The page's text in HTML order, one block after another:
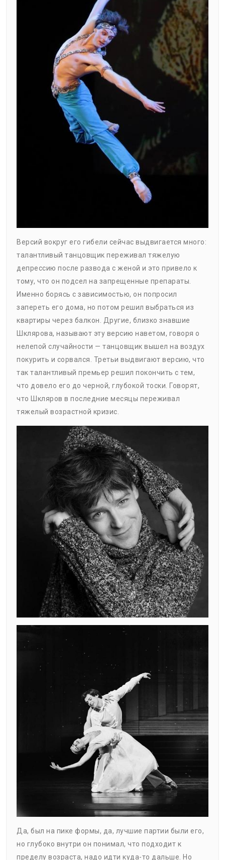
Версий вокруг его гибели сейчас выдвигается много:
талантливый танцовщик переживал тяжелую
депрессию после развода с женой и это привело к
тому, что он подсел на запрещенные препараты.
Именно борясь с зависимостью, он попросил
запереть его дома, но потом решил выбраться из
квартиры через балкон. Другие, близко знавшие
Шклярова, называют эту версию наветом, говоря о
нелепой случайности — танцовщик вышел на воздух
покурить и сорвался. Третьи выдвигают версию, что
так талантливый премьер решил покончить с тем,
что довело его до черной, глубокой тоски. Говорят,
что Шкляров в последние месяцы переживал
тяжелый возрастной кризис.
Да, был на пике формы, да, лучшие партии были его,
но глубоко внутри он понимал, что подходит к
пределу возраста, надо идти куда-то дальше. Но